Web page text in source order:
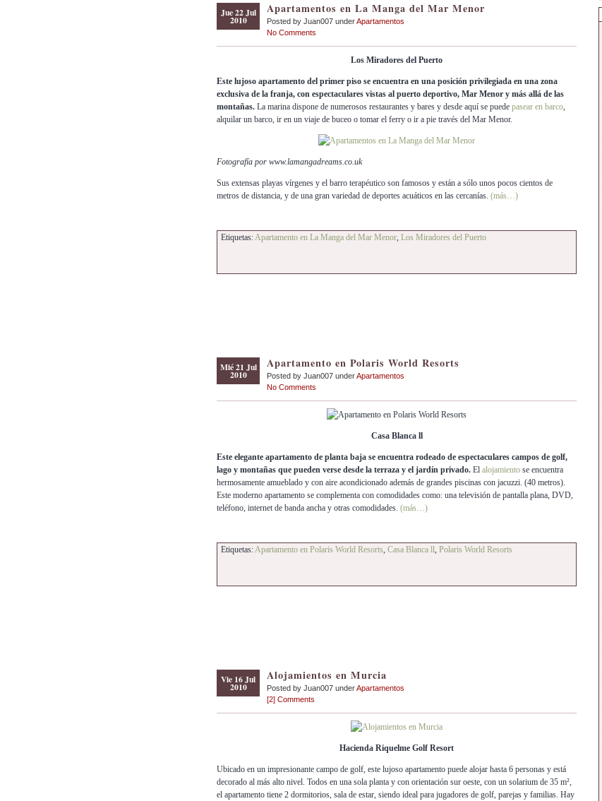
Jue 22 Jul
2010
Apartamentos en La Manga del Mar Menor
Posted by Juan007 underApartamentos
No Comments
Los Miradores del Puerto
Este lujoso apartamento del primer piso se encuentra en una posición privilegiada en una zona
exclusiva de la franja, con espectaculares vistas al puerto deportivo, Mar Menor y más allá de las
montañas. La marina dispone de numerosos restaurantes y bares y desde aquí se puede pasear en barco,
alquilar un barco, ir en un viaje de buceo o tomar el ferry o ir a pie través del Mar Menor.
Fotografía por www.lamangadreams.co.uk
Sus extensas playas vírgenes y el barro terapéutico son famosos y están a sólo unos pocos cientos de
metros de distancia, y de una gran variedad de deportes acuáticos en las cercanías. (más…)
Etiquetas:Apartamento en La Manga del Mar Menor, Los Miradores del Puerto
Mié 21 Jul
2010
Apartamento en Polaris World Resorts
Posted by Juan007 underApartamentos
No Comments
Casa Blanca ll
Este elegante apartamento de planta baja se encuentra rodeado de espectaculares campos de golf,
lago y montañas que pueden verse desde la terraza y el jardín privado. El alojamiento se encuentra
hermosamente amueblado y con aire acondicionado además de grandes piscinas con jacuzzi. (40 metros).
Este moderno apartamento se complementa con comodidades como: una televisión de pantalla plana, DVD,
teléfono, internet de banda ancha y otras comodidades. (más…)
Etiquetas:Apartamento en Polaris World Resorts, Casa Blanca ll, Polaris World Resorts
Vie 16 Jul
2010
Alojamientos en Murcia
Posted by Juan007 underApartamentos
[2] Comments
Hacienda Riquelme Golf Resort
Ubicado en un impresionante campo de golf, este lujoso apartamento puede alojar hasta 6 personas y está
decorado al más alto nivel. Todos en una sola planta y con orientación sur oeste, con un solarium de 35 m²,
el apartamento tiene 2 dormitorios, sala de estar, siendo ideal para jugadores de golf, parejas y familias. Hay